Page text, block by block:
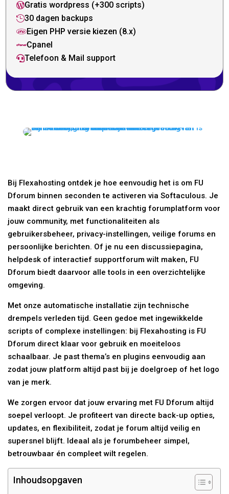
Gratis wordpress (+300 scripts)
30 dagen backups
Eigen PHP versie kiezen (8.x)
Cpanel
Telefoon & Mail support
Bij Flexahosting ontdek je hoe eenvoudig het is om FU
Dforum binnen seconden te activeren via Softaculous. Je
maakt direct gebruik van een krachtig forumplatform voor
jouw community, met functionaliteiten als
gebruikersbeheer, privacy-instellingen, veilige forums en
persoonlijke berichten. Of je nu een discussiepagina,
helpdesk of interactief supportforum wilt maken, FU
Dforum biedt daarvoor alle tools in een overzichtelijke
omgeving.
Met onze automatische installatie zijn technische
drempels verleden tijd. Geen gedoe met ingewikkelde
scripts of complexe instellingen: bij Flexahosting is FU
Dforum direct klaar voor gebruik en moeiteloos
schaalbaar. Je past thema’s en plugins eenvoudig aan
zodat jouw platform altijd past bij je doelgroep of het logo
van je merk.
We zorgen ervoor dat jouw ervaring met FU Dforum altijd
soepel verloopt. Je profiteert van directe back-up opties,
updates, en flexibiliteit, zodat je forum altijd veilig en
supersnel blijft. Ideaal als je forumbeheer simpel,
betrouwbaar én compleet wilt regelen.
Inhoudsopgaven